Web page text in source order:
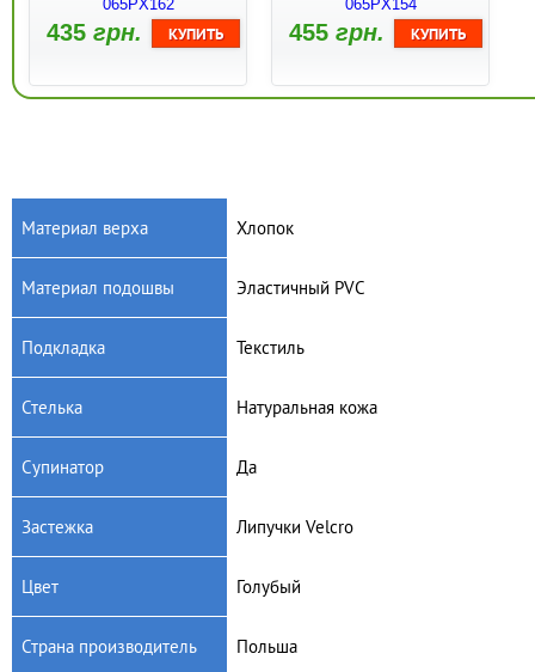
065PX162
435грн.
065PX154
455грн.
босоножки Befado Sunny
босоножки Befado Sunny
Материал верха Хлопок
Материал подошвы Эластичный PVC
Подкладка Текстиль
Стелька Натуральная кожа
Супинатор Да
Застежка Липучки Velcrо
Цвет Голубый
Страна производитель Польша